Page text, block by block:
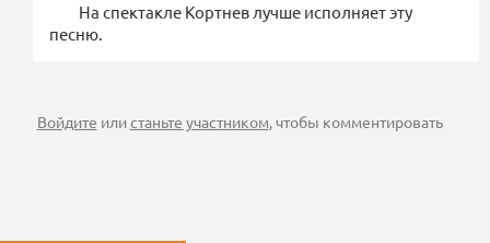
На спектакле Кортнев лучше исполняет эту
песню.
Войдите илистаньте участником, чтобы комментировать